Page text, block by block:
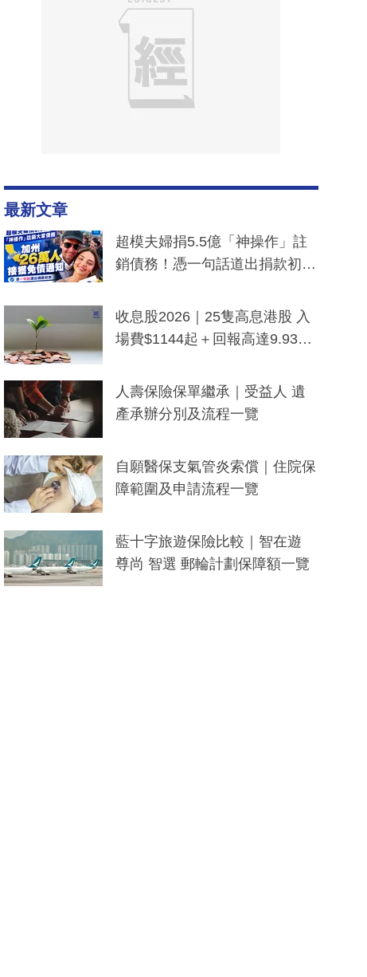
最新文章
超模夫婦捐5.5億「神操作」註
銷債務！憑一句話道出捐款初
一度被誤當詐騙手段
收息股2026｜25隻高息港股 入
場費$1144起＋回報高達9.93
人壽保險保單繼承｜受益人 遺
產承辦分別及流程一覽
自願醫保支氣管炎索償｜住院保
障範圍及申請流程一覽
藍十字旅遊保險比較｜智在遊
尊尚 智選 郵輪計劃保障額一覽